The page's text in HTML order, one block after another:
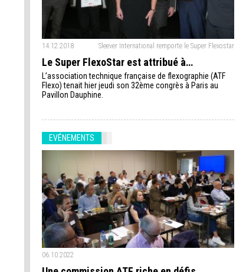
14.12.2018 Sleever International remporte le Super Flexostar
Le Super FlexoStar est attribué à…
L’association technique française de flexographie (ATF
Flexo) tenait hier jeudi son 32ème congrès à Paris au
Pavillon Dauphine.
EVÉNEMENTS
06.10.2022